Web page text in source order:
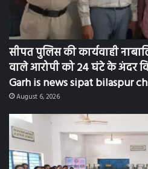
August 6, 2026